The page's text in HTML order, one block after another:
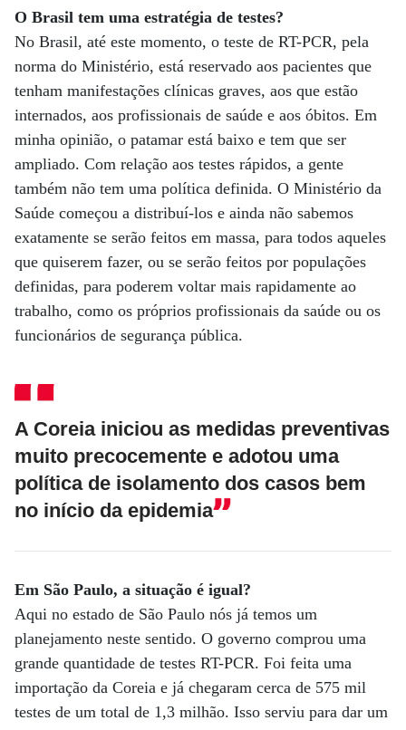
O Brasil tem uma estratégia de testes?
No Brasil, até este momento, o teste de RT-PCR, pela
norma do Ministério, está reservado aos pacientes que
tenham manifestações clínicas graves, aos que estão
internados, aos profissionais de saúde e aos óbitos. Em
minha opinião, o patamar está baixo e tem que ser
ampliado. Com relação aos testes rápidos, a gente
também não tem uma política definida. O Ministério da
Saúde começou a distribuí-los e ainda não sabemos
exatamente se serão feitos em massa, para todos aqueles
que quiserem fazer, ou se serão feitos por populações
definidas, para poderem voltar mais rapidamente ao
trabalho, como os próprios profissionais da saúde ou os
funcionários de segurança pública.
A Coreia iniciou as medidas preventivas
muito precocemente e adotou uma
política de isolamento dos casos bem
no início da epidemia
Em São Paulo, a situação é igual?
Aqui no estado de São Paulo nós já temos um
planejamento neste sentido. O governo comprou uma
grande quantidade de testes RT-PCR. Foi feita uma
importação da Coreia e já chegaram cerca de 575 mil
testes de um total de 1,3 milhão. Isso serviu para dar um